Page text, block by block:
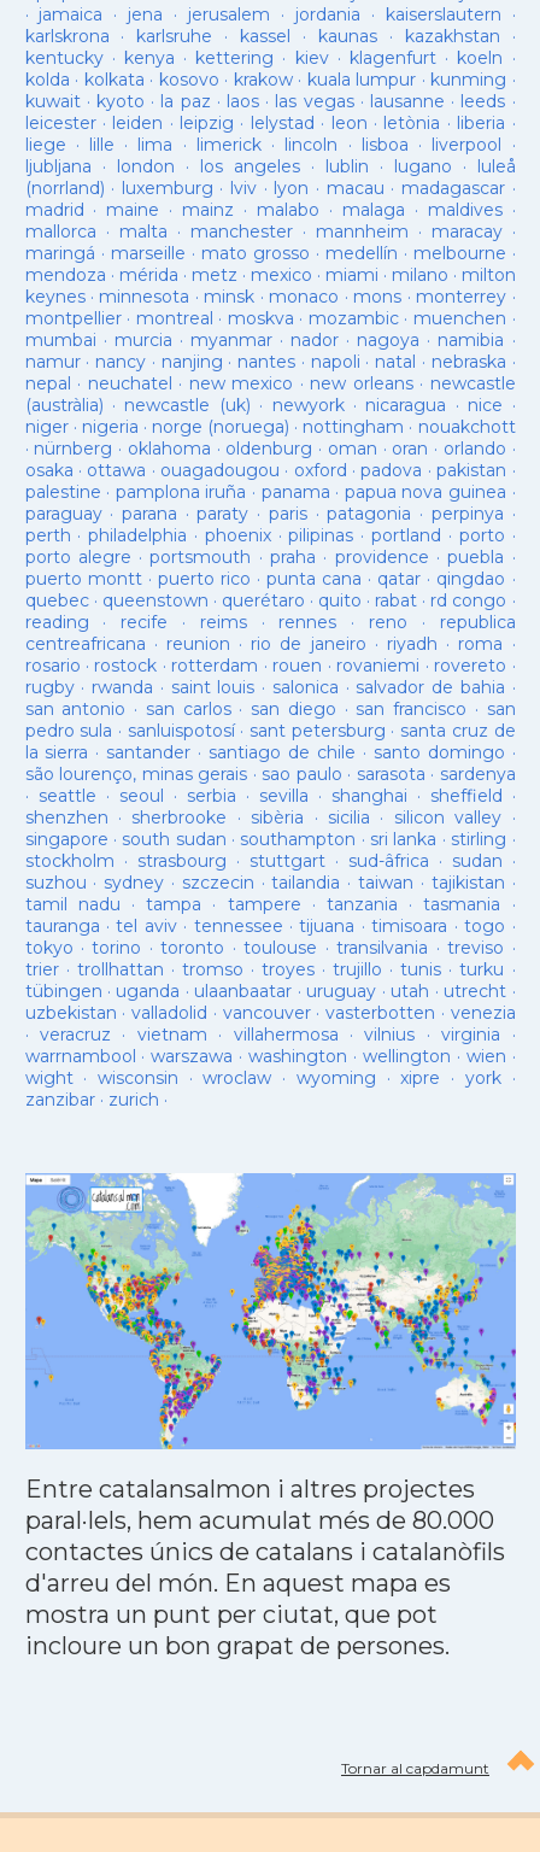
· jamaica · jena · jerusalem · jordania · kaiserslautern ·
karlskrona · karlsruhe · kassel · kaunas· kazakhstan ·
kentucky· kenya · kettering · kiev· klagenfurt · koeln ·
kolda · kolkata · kosovo · krakow· kuala lumpur · kunming ·
kuwait· kyoto · la paz · laos· las vegas· lausanne · leeds ·
leicester· leiden · leipzig · lelystad · leon · letònia · liberia ·
liege · lille · lima · limerick· lincoln · lisboa · liverpool ·
ljubljana · london · los angeles· lublin · lugano · luleå
(norrland) · luxemburg · lviv · lyon · macau · madagascar·
madrid · maine · mainz · malabo · malaga · maldives·
mallorca · malta · manchester· mannheim · maracay·
maringá · marseille · mato grosso · medellín · melbourne ·
mendoza · mérida · metz · mexico · miami · milano · milton
keynes· minnesota · minsk · monaco · mons · monterrey ·
montpellier· montreal · moskva · mozambic· muenchen ·
mumbai · murcia · myanmar· nador · nagoya · namibia ·
namur· nancy · nanjing · nantes · napoli · natal · nebraska ·
nepal · neuchatel · new mexico · new orleans· newcastle
(austràlia) · newcastle (uk) · newyork· nicaragua · nice ·
niger· nigeria · norge (noruega) · nottingham · nouakchott
· nürnberg · oklahoma · oldenburg · oman · oran · orlando ·
osaka · ottawa · ouagadougou · oxford ·padova ·pakistan ·
palestine · pamplona iruña · panama · papua nova guinea ·
paraguay· parana ·paraty · paris·patagonia · perpinya ·
perth ·philadelphia · phoenix·pilipinas ·portland · porto ·
porto alegre ·portsmouth ·praha · providence ·puebla ·
puerto montt· puerto rico ·punta cana · qatar · qingdao ·
quebec· queenstown · querétaro · quito · rabat · rd congo ·
reading · recife · reims· rennes · reno · republica
centreafricana · reunion · rio de janeiro · riyadh · roma ·
rosario · rostock · rotterdam · rouen · rovaniemi · rovereto ·
rugby· rwanda · saint louis · salonica · salvador de bahia ·
san antonio · san carlos· san diego · san francisco · san
pedro sula · sanluispotosí· sant petersburg · santa cruz de
la sierra · santander · santiago de chile · santo domingo ·
são lourenço, minas gerais · sao paulo · sarasota · sardenya
· seattle · seoul · serbia · sevilla · shanghai · sheffield ·
shenzhen · sherbrooke · sibèria · sicilia · silicon valley ·
singapore · south sudan · southampton · sri lanka · stirling ·
stockholm · strasbourg · stuttgart· sud-âfrica · sudan ·
suzhou · sydney · szczecin ·tailandia ·taiwan · tajikistan ·
tamil nadu ·tampa · tampere · tanzania ·tasmania ·
tauranga ·tel aviv· tennessee ·tijuana ·timisoara ·togo ·
tokyo ·torino ·toronto ·toulouse ·transilvania ·treviso ·
trier· trollhattan · tromso · troyes·trujillo ·tunis ·turku ·
tübingen · uganda · ulaanbaatar · uruguay · utah · utrecht ·
uzbekistan · valladolid · vancouver· vasterbotten · venezia
· veracruz · vietnam · villahermosa ·vilnius ·virginia ·
warrnambool ·warszawa ·washington · wellington · wien ·
wight· wisconsin ·wroclaw · wyoming ·xipre · york·
zanzibar· zurich ·
Entre catalansalmon i altres projectes
paral·lels, hem acumulat més de 80.000
contactes únics de catalans i catalanòfils
d'arreu del món. En aquest mapa es
mostra un punt per ciutat, que pot
incloure un bon grapat de persones.
Tornar al capdamunt